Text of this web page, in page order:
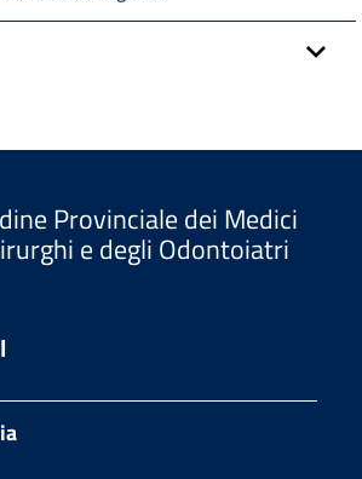
Provinciale dei Medici
e degli Odontoiatri